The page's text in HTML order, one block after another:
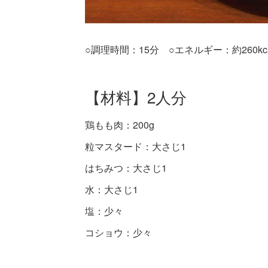
○調理時間：15分 ○エネルギー：約
【材料】2人分
鶏もも肉：200g
粒マスタード：大さじ1
はちみつ：大さじ1
水：大さじ1
塩：少々
コショウ：少々